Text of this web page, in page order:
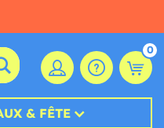
0
& FÊTE